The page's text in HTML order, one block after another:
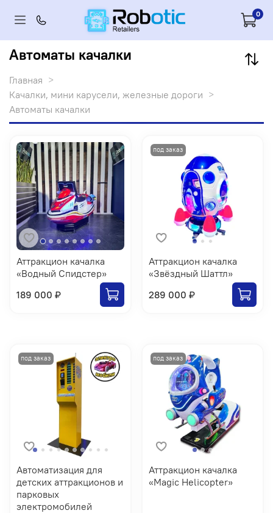
0
Автоматы качалки
Главная
Качалки, мини карусели, железные дороги
Автоматы качалки
Аттракцион качалка
«Водный Спидстер»
189 000 ₽
Аттракцион качалка
«Звёздный Шаттл»
289 000 ₽
Автоматизация для
детских аттракционов и
парковых
электромобилей
Аттракцион качалка
«Magic Helicopter»